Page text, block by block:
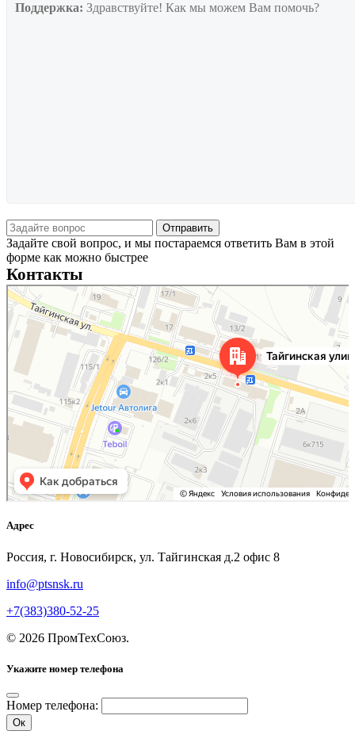
Поддержка: Здравствуйте! Как мы можем Вам помочь?
Задайте свой вопрос, и мы постараемся ответить Вам в этой
форме как можно быстрее
Контакты
Новосибирск
Тайгинская улица, 2 на карте Новосибирска — Яндекс Карты
Адрес
Россия, г. Новосибирск, ул. Тайгинская д.2 офис 8
info@ptsnsk.ru
+7(383)380-52-25
© 2026 ПромТехСоюз.
Укажите номер телефона
Номер телефона:
Ок